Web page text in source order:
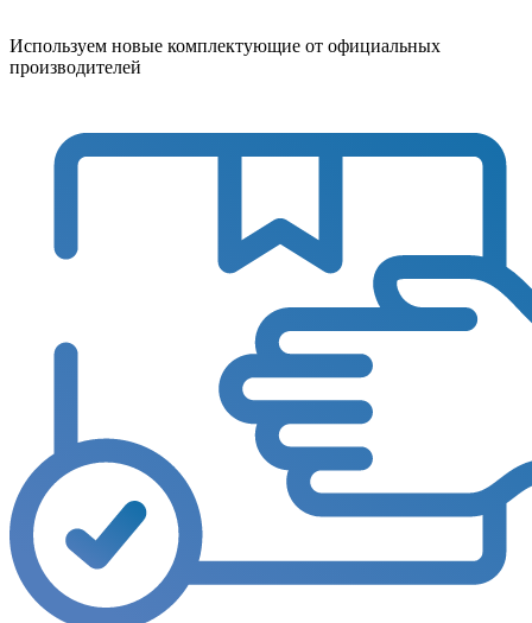
Используем новые комплектующие от официальных
производителей